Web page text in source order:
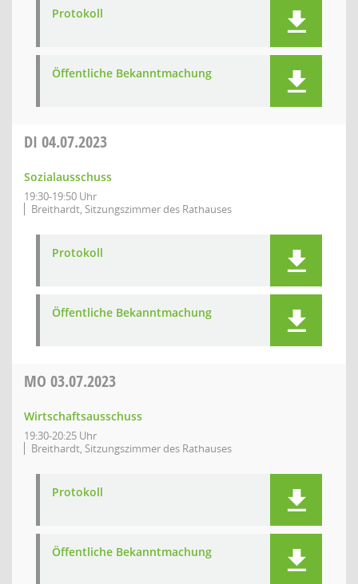
Protokoll
Öffentliche Bekanntmachung
DI 04.07.2023
Sozialausschuss
19:30-19:50 Uhr
Breithardt, Sitzungszimmer des Rathauses
Protokoll
Öffentliche Bekanntmachung
MO 03.07.2023
Wirtschaftsausschuss
19:30-20:25 Uhr
Breithardt, Sitzungszimmer des Rathauses
Protokoll
Öffentliche Bekanntmachung